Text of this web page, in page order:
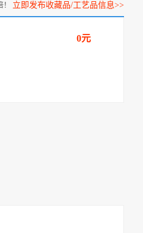
！ 立即发布收藏品/工艺品信息>>
0元